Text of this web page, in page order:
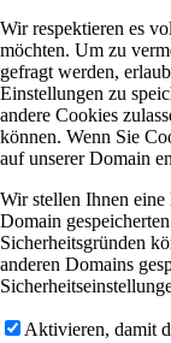
Wir respektieren es
möchten. Um zu
gefragt werden,
Einstellungen zu
andere Cookies
können. Wenn Sie
auf unserer Domain
Wir stellen Ihnen
Domain
Sicherheitsgründen
anderen Domains
Aktivieren, damit